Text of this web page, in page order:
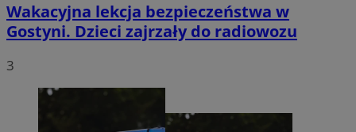
Wakacyjna lekcja bezpieczeństwa w
Gostyni. Dzieci zajrzały do radiowozu
3